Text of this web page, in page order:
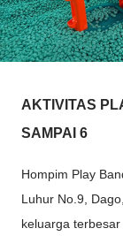
AKTIVITAS
SAMPAI 6
Hompim Play
Luhur No.9,
keluarga